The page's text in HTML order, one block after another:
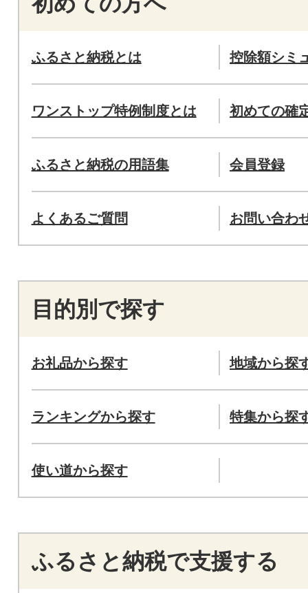
ふるさと納税とは 控除額シミ
ワンストップ特例制度とは 初めての確
ふるさと納税の用語集 会員登録
よくあるご質問 お問い合わ
目的別で探す
お礼品から探す 地域から探
ランキングから探す 特集から探
使い道から探す
ふるさと納税で支援する